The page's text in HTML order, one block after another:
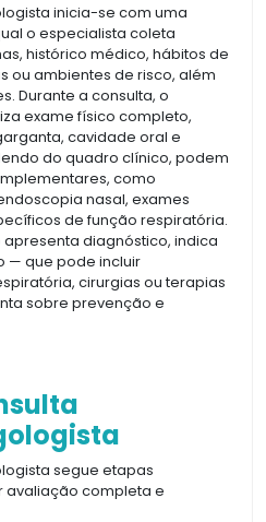
inicia-se com uma
o especialista coleta
histórico médico, hábitos de
ou ambientes de risco, além
Durante a consulta, o
exame físico completo,
cavidade oral e
do quadro clínico, podem
como
nasal, exames
de função respiratória.
diagnóstico, indica
— que pode incluir
cirurgias ou terapias
sobre prevenção e
segue etapas
avaliação completa e